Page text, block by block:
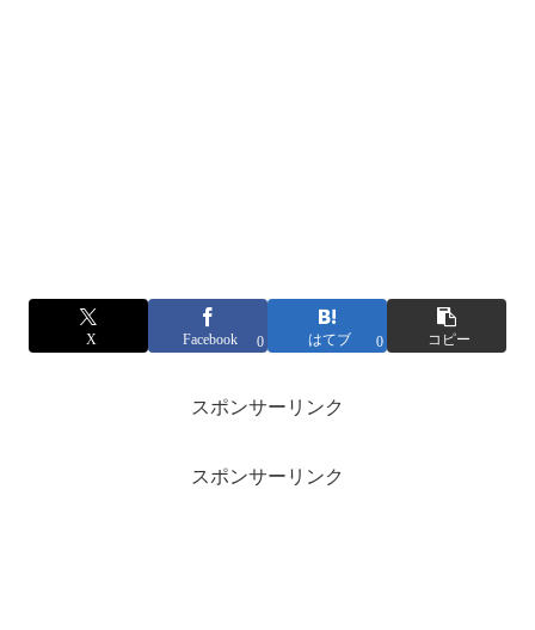
X Facebook 0 はてブ 0 コピー
スポンサーリンク
スポンサーリンク